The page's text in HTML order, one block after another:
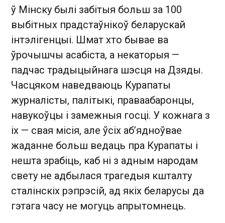
ў Мінску былі забітыя больш за 100
выбітных прадстаўнікоў беларускай
інтэлігенцыі. Шмат хто бывае ва
ўрочышчы асабіста, а некаторыя —
падчас традыцыйнага шэсця на Дзяды.
Часцяком наведваюць Курапаты
журналісты, палітыкі, праваабаронцы,
навукоўцы і замежныя госці. У кожнага з
іх — свая місія, але ўсіх аб’ядноўвае
жаданне больш ведаць пра Курапаты і
нешта зрабіць, каб ні з адным народам
свету не адбылася трагедыя кшталту
сталінскіх рэпрэсій, ад якіх беларусы да
гэтага часу не могуць апрытомнець.